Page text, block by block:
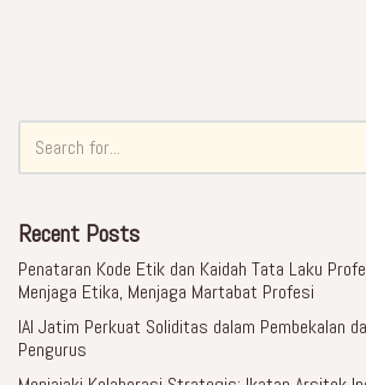
Recent Posts
Penataran Kode Etik dan Kaidah Tata Laku
Menjaga Etika, Menjaga Martabat Profesi
IAI Jatim Perkuat Soliditas dalam Pembekalan
Pengurus